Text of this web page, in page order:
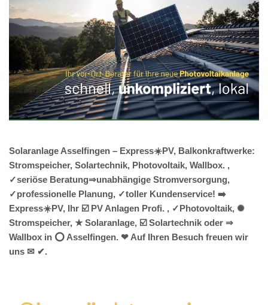
Solaranlage Asselfingen – Express☀️PV, Balkonkraftwerke:
Stromspeicher, Solartechnik, Photovoltaik, Wallbox. ,
✓seriöse Beratung⇒unabhängige Stromversorgung,
✓professionelle Planung, ✓toller Kundenservice! ➡️
Express☀️PV️, Ihr ☑️ PV Anlagen Profi. , ✓Photovoltaik, ✺
Stromspeicher, ★ Solaranlage, ☑️ Solartechnik oder ⇒
Wallbox in ⭕ Asselfingen. ❤ Auf Ihren Besuch freuen wir
uns ✉ ✔.